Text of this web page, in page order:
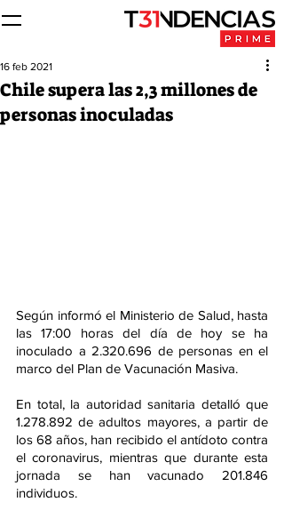
Chile supera las 2,3 millones de
personas inoculadas
16 feb 2021
Según informó el Ministerio de Salud, hasta
las 17:00 horas del día de hoy se ha
inoculado a 2.320.696 de personas en el
marco del Plan de Vacunación Masiva.
En total, la autoridad sanitaria detalló que
1.278.892 de adultos mayores, a partir de
los 68 años, han recibido el antídoto contra
el coronavirus, mientras que durante esta
jornada se han vacunado 201.846
individuos.